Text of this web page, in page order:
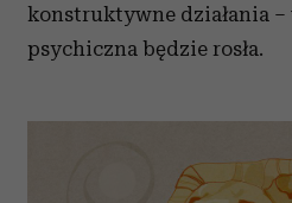
konstruktywne działania –
psychiczna będzie rosła.